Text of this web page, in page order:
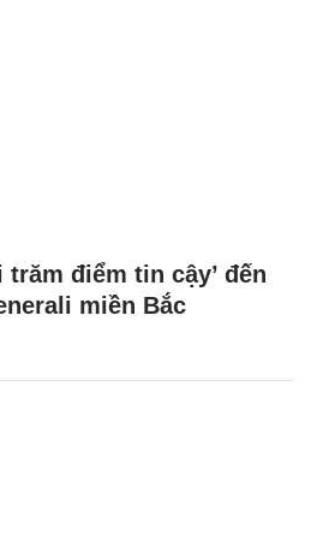
trăm điểm tin cậy’ đến
miền Bắc